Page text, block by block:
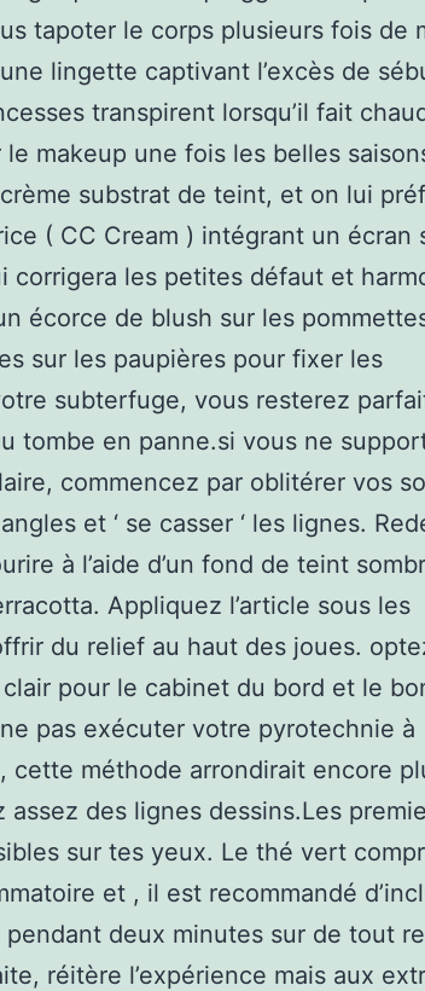
tapoter le corps plusieurs fois de
lingette captivant l’excès de
transpirent lorsqu’il fait
makeup une fois les belles
substrat de teint, et on lui
( CC Cream ) intégrant un écran
corrigera les petites défaut et
écorce de blush sur les
sur les paupières pour fixer les
subterfuge, vous resterez
tombe en panne.si vous ne
commencez par oblitérer vos
et ‘ se casser ‘ les lignes.
à l’aide d’un fond de teint
Appliquez l’article sous les
du relief au haut des joues.
pour le cabinet du bord et le
pas exécuter votre pyrotechnie à
cette méthode arrondirait encore
assez des lignes dessins.Les
sur tes yeux. Le thé vert
et , il est recommandé
deux minutes sur de tout
réitère l’expérience mais aux